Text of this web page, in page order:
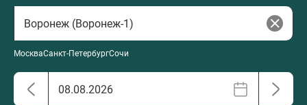
МоскваСанкт-ПетербургСочи